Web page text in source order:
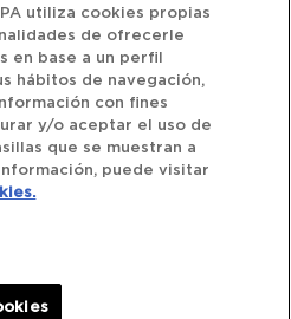
al cliente
y Condiciones
privacidad
Sociales
utiliza cookies propias
de ofrecerle
en base a un perfil
hábitos de navegación,
con fines
y/o aceptar el uso de
que se muestran a
puede visitar